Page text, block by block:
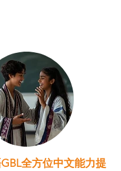
全方位中文能力提